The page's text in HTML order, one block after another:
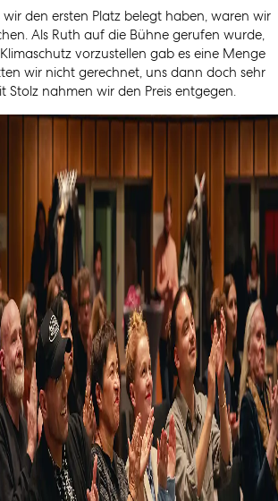
wir den ersten Platz belegt haben, waren wir
Als Ruth auf die Bühne gerufen wurde,
vorzustellen gab es eine Menge
wir nicht gerechnet, uns dann doch sehr
Stolz nahmen wir den Preis entgegen.